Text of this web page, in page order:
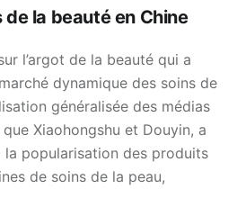
la beauté en Chine
l’argot de la beauté qui a
dynamique des soins de
généralisée des médias
Xiaohongshu et Douyin, a
popularisation des produits
de soins de la peau,